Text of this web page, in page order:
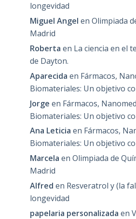
longevidad
Miguel Angel en Olimpiada
Madrid
Roberta en La ciencia en el
de Dayton.
Aparecida en Fármacos,
Biomateriales: Un objetivo
Jorge en Fármacos,
Biomateriales: Un objetivo
Ana Leticia en Fármacos,
Biomateriales: Un objetivo
Marcela en Olimpiada de
Madrid
Alfred en Resveratrol y (la
longevidad
papelaria personalizada en